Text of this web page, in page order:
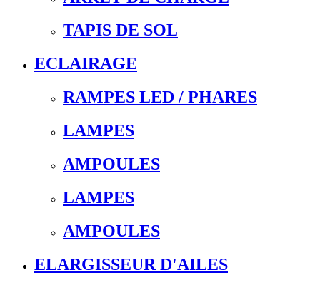
TAPIS DE SOL
ECLAIRAGE
RAMPES LED / PHARES
LAMPES
AMPOULES
LAMPES
AMPOULES
ELARGISSEUR D'AILES